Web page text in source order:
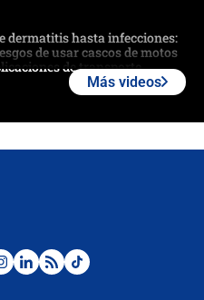
dermatitis hasta infecciones:
de usar cascos de motos
de transporte
de Abelardo De La Espriella
Más videos